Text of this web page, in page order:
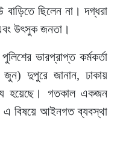
ছিলেন না। দগ্ধরা
উৎসুক জনতা।
ভারপ্রাপ্ত কর্মকর্তা
দুপুরে জানান, ঢাকায়
হয়েছে। গতকাল একজন
বিষয়ে আইনগত ব্যবস্থা